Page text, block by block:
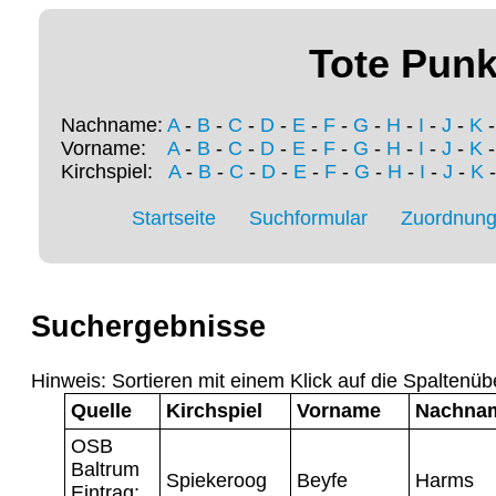
Tote
Nachname: A- B - C - D - E - F - G - H - I - J - K
Vorname: A- B - C - D - E - F - G - H - I - J - K
Kirchspiel: A- B - C - D- E- F- G - H - I - J - K
Startseite Suchformular
Suchergebnisse
Hinweis: Sortieren mit einem Klick auf die
Quelle
Kirchspiel Vorname
OSB
Baltrum
Spiekeroog Beyfe Harms